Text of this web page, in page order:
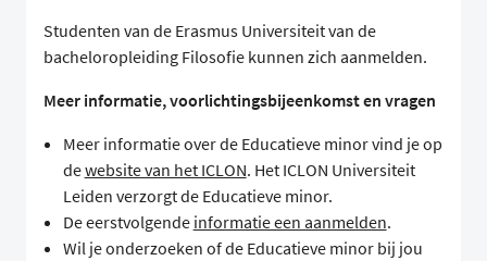
Studenten van de Erasmus Universiteit van de
bacheloropleiding Filosofie kunnen zich aanmelden.
Meer informatie, voorlichtingsbijeenkomst en vragen
Meer informatie over de Educatieve minor vind je op
dewebsite van het ICLON. Het ICLON Universiteit
Leiden verzorgt de Educatieve minor.
De eerstvolgende informatie een aanmelden.
Wil je onderzoeken of de Educatieve minor bij jou